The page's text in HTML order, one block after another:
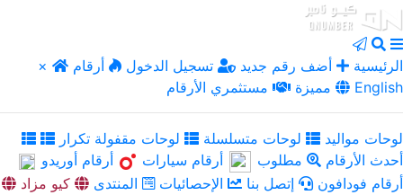
× الرئيسية أضف رقم جديد تسجيل الدخول
أرقام
مميزة
مستثمري الأرقام English
لوحات مواليد لوحات متسلسلة
لوحات مقفولة تكرار
أحدث الأرقام
مطلوب أرقام سيارات
أرقام أوريدو
أرقام فودافون
إتصل بنا الإحصائيات المنتدى
كيو مزاد